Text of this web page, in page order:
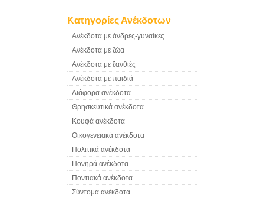
Κατηγορίες Ανέκδοτων
Ανέκδοτα με άνδρες-γυναίκες
Ανέκδοτα με ζώα
Ανέκδοτα με ξανθιές
Ανέκδοτα με παιδιά
Διάφορα ανέκδοτα
Θρησκευτικά ανέκδοτα
Κουφά ανέκδοτα
Οικογενειακά ανέκδοτα
Πολιτικά ανέκδοτα
Πονηρά ανέκδοτα
Ποντιακά ανέκδοτα
Σύντομα ανέκδοτα